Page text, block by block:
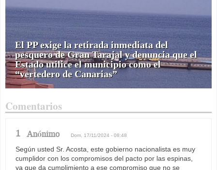
El PP exige la retirada inmediata del
pesquero de Gran Tarajal y denuncia que el
Estado utilice el municipio como el
“vertedero de Canarias”
Comentarios
1 Anónimo Dom, 17/11/2024 - 08:48
Según usted Sr. Acosta, este gobierno nacionalista es muy
cumplidor con los compromisos del pacto por las espinas,
ya que da cumplimiento a ese compromiso que no se